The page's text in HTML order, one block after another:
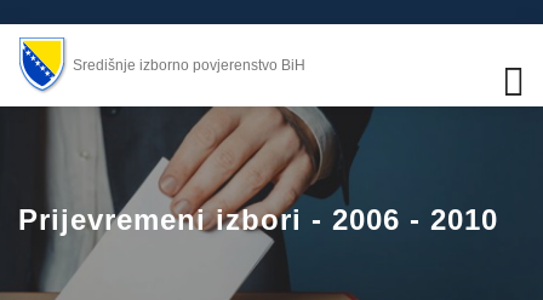
Središnje izborno povjerenstvo BiH
Prijevremeni izbori - 2006 - 2010